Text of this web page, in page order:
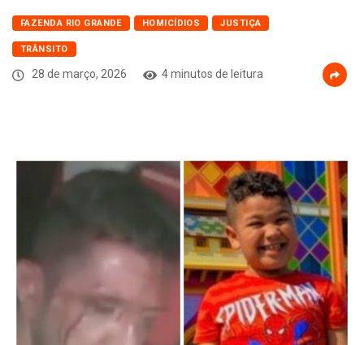
FAZENDA RIO GRANDE HOMICÍDIOS JUSTIÇA
TRÂNSITO
28 de março, 2026 4 minutos de leitura